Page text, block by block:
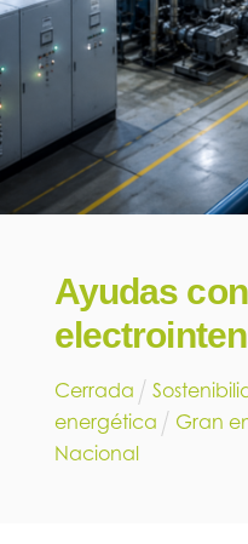
Ayudas
Cerrada
energética
Gran
Nacional